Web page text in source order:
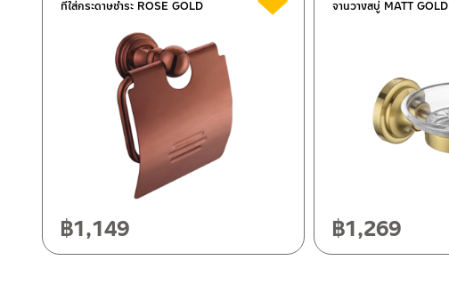
After Sales Service Center – Bangkok
662/61-62 Rama 3 Road, Bangpongpang, Yannawa, Bangkok 10120
Tel: 02-358-0080 / 080-075-8668 / 091-545-0556
After Sales Service CenterChiangmai
118/33 Onsirin M.8, Sunpuloey, Doysaked, Chaingmai 50220
Tel: 080-075-2626
Tel: 02-285-5795
ติดต่อ ชาญไพบูลย์ / Contact Us
ที่ใส่กระดาษชำระ ROSE GOLD
฿1,149
จานวางสบู่ MATT GOLD
฿1,269